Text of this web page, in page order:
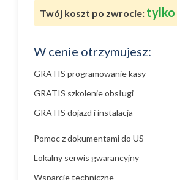
Twój koszt po zwrocie: tylko
W cenie otrzymujesz:
GRATIS programowanie kasy
GRATIS szkolenie obsługi
GRATIS dojazd i instalacja
Pomoc z dokumentami do US
Lokalny serwis gwarancyjny
Wsparcie techniczne